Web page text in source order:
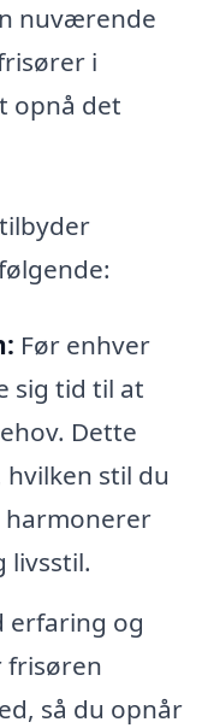
nuværende
i
opnå det
Før enhver
sig tid til at
Dette
stil du
harmonerer
livsstil.
erfaring og
frisøren
så du opnår